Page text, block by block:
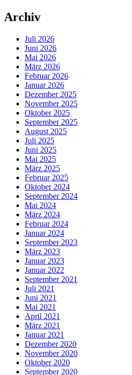
Archiv
Juli 2026
Juni 2026
Mai 2026
März 2026
Februar 2026
Januar 2026
Dezember 2025
November 2025
Oktober 2025
September 2025
August 2025
Juli 2025
Juni 2025
Mai 2025
März 2025
Februar 2025
Oktober 2024
September 2024
Mai 2024
März 2024
Februar 2024
Januar 2024
September 2023
März 2023
Januar 2023
Januar 2022
September 2021
Juli 2021
Juni 2021
Mai 2021
April 2021
März 2021
Januar 2021
Dezember 2020
November 2020
Oktober 2020
September 2020